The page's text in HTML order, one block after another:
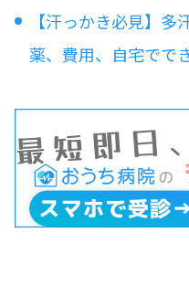
【汗っかき必見】
薬、費用、自宅でで